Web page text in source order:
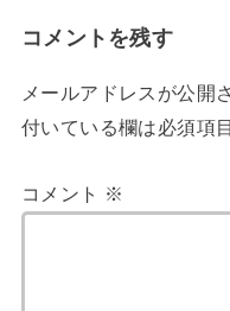
コメントを残す
メールアドレスが公開
付いている欄は必須項
コメント ※